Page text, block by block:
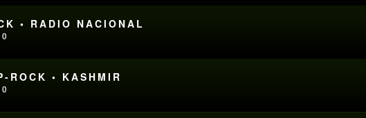
• RADIO NACIONAL
ROCK • KASHMIR